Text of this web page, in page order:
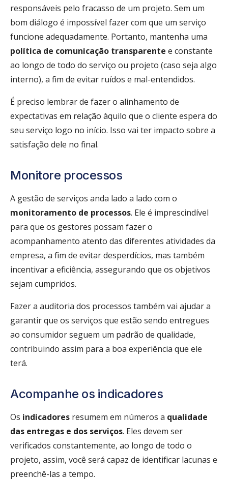
responsáveis pelo fracasso de um projeto. Sem um
bom diálogo é impossível fazer com que um serviço
funcione adequadamente. Portanto, mantenha uma
política de comunicação transparente e constante
ao longo de todo do serviço ou projeto (caso seja algo
interno), a fim de evitar ruídos e mal-entendidos.
É preciso lembrar de fazer o alinhamento de
expectativas em relação àquilo que o cliente espera do
seu serviço logo no início. Isso vai ter impacto sobre a
satisfação dele no final.
Monitore processos
A gestão de serviços anda lado a lado com o
monitoramento de processos. Ele é imprescindível
para que os gestores possam fazer o
acompanhamento atento das diferentes atividades da
empresa, a fim de evitar desperdícios, mas também
incentivar a eficiência, assegurando que os objetivos
sejam cumpridos.
Fazer a auditoria dos processos também vai ajudar a
garantir que os serviços que estão sendo entregues
ao consumidor seguem um padrão de qualidade,
contribuindo assim para a boa experiência que ele
terá.
Acompanhe os indicadores
Os indicadores resumem em números a qualidade
das entregas e dos serviços. Eles devem ser
verificados constantemente, ao longo de todo o
projeto, assim, você será capaz de identificar lacunas e
preenchê-las a tempo.